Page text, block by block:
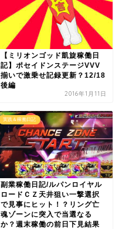
【ミリオンゴッド凱旋稼働日
記】ポセイドンステージVVV
揃いで激乗せ記録更新？12/18
後編
2016年1月11日
実践＆稼働日記
副業稼働日記/ルパンロイヤル
ロードＣＺ天井狙い一撃選択
で見事にヒット！？リング亡
魂ゾーンに突入で当選なる
か？週末稼働の前日下見結果